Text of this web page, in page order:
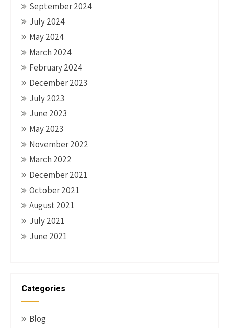
September 2024
July 2024
May 2024
March 2024
February 2024
December 2023
July 2023
June 2023
May 2023
November 2022
March 2022
December 2021
October 2021
August 2021
July 2021
June 2021
Categories
Blog